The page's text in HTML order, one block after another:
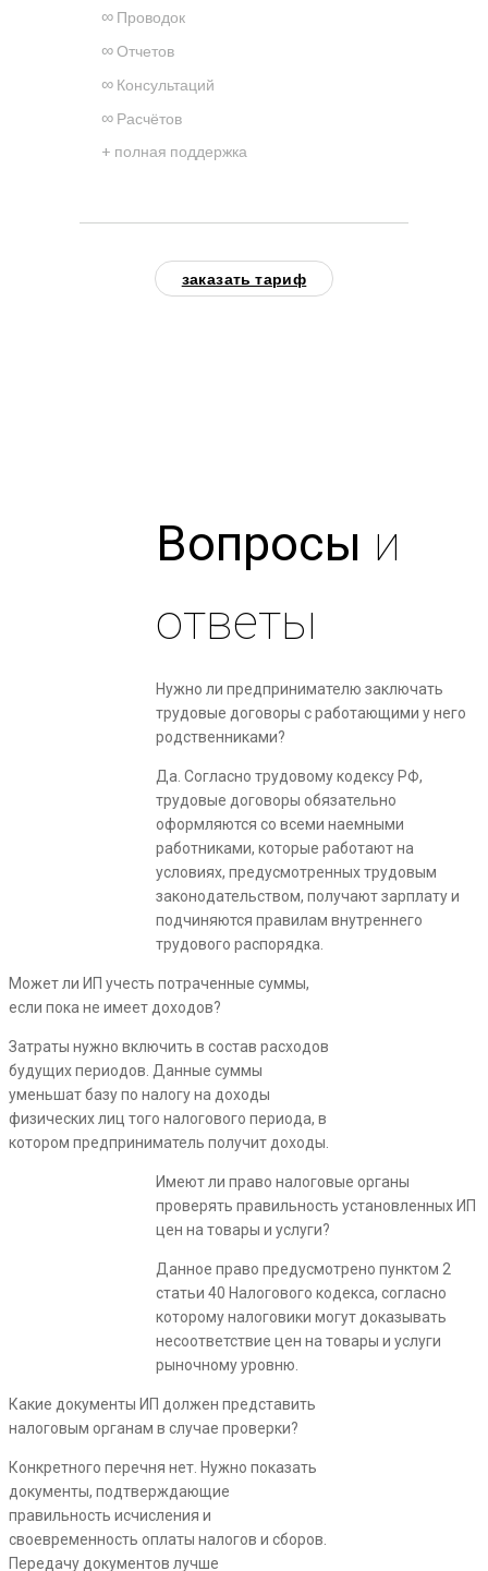
∞Проводок
∞Отчетов
∞Консультаций
∞Расчётов
+ полная поддержка
заказать тариф
Вопросы и
ответы
Нужно ли предпринимателю заключать
трудовые договоры с работающими у него
родственниками?
Да. Согласно трудовому кодексу РФ,
трудовые договоры обязательно
оформляются со всеми наемными
работниками, которые работают на
условиях, предусмотренных трудовым
законодательством, получают зарплату и
подчиняются правилам внутреннего
трудового распорядка.
Может ли ИП учесть потраченные суммы,
если пока не имеет доходов?
Затраты нужно включить в состав расходов
будущих периодов. Данные суммы
уменьшат базу по налогу на доходы
физических лиц того налогового периода, в
котором предприниматель получит доходы.
Имеют ли право налоговые органы
проверять правильность установленных ИП
цен на товары и услуги?
Данное право предусмотрено пунктом 2
статьи 40 Налогового кодекса, согласно
которому налоговики могут доказывать
несоответствие цен на товары и услуги
рыночному уровню.
Какие документы ИП должен представить
налоговым органам в случае проверки?
Конкретного перечня нет. Нужно показать
документы, подтверждающие
правильность исчисления и
своевременность оплаты налогов и сборов.
Передачу документов лучше